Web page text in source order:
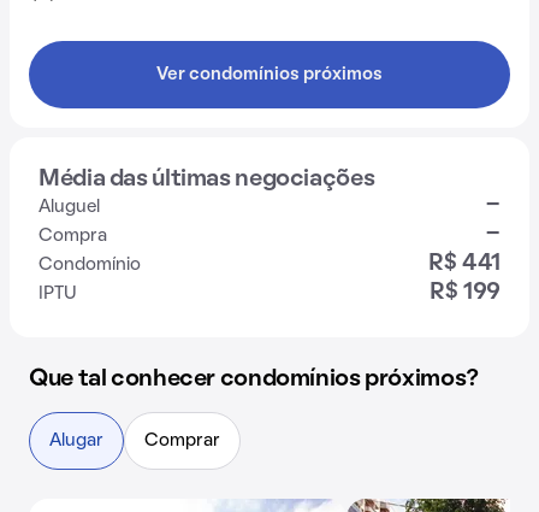
Ver condomínios próximos
Média das últimas negociações
Aluguel -
Compra -
Condomínio R$ 441
IPTU R$ 199
Que tal conhecer condomínios próximos?
Alugar Comprar